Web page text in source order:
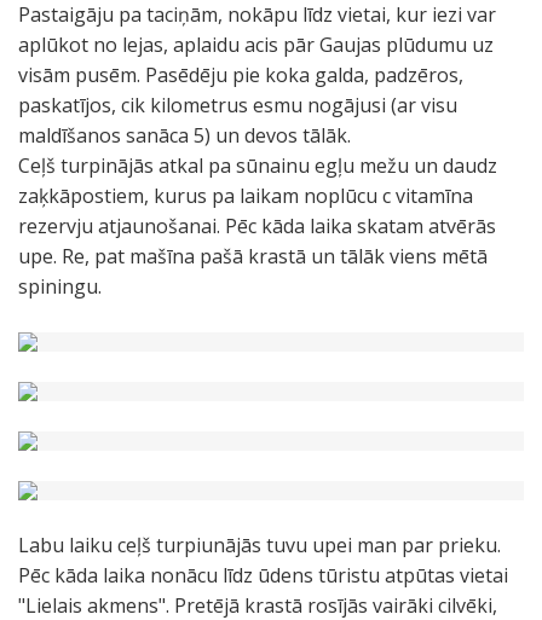
Pastaigāju pa taciņām, nokāpu līdz vietai, kur iezi var
aplūkot no lejas, aplaidu acis pār Gaujas plūdumu uz
visām pusēm. Pasēdēju pie koka galda, padzēros,
paskatījos, cik kilometrus esmu nogājusi (ar visu
maldīšanos sanāca 5) un devos tālāk.
Ceļš turpinājās atkal pa sūnainu egļu mežu un daudz
zaķkāpostiem, kurus pa laikam noplūcu c vitamīna
rezervju atjaunošanai. Pēc kāda laika skatam atvērās
upe. Re, pat mašīna pašā krastā un tālāk viens mētā
spiningu.
Labu laiku ceļš turpiunājās tuvu upei man par prieku.
Pēc kāda laika nonācu līdz ūdens tūristu atpūtas vietai
"Lielais akmens". Pretējā krastā rosījās vairāki cilvēki,